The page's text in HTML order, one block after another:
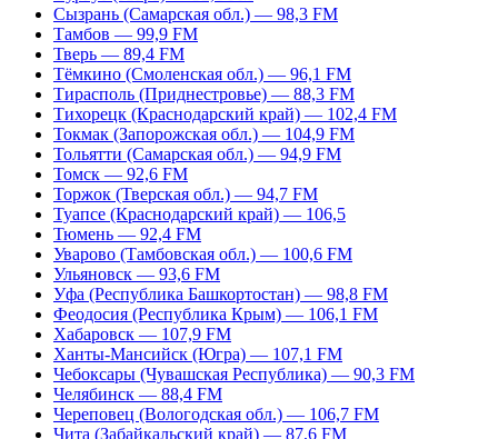
Сызрань (Самарская обл.) — 98,3 FM
Тамбов — 99,9 FM
Тверь — 89,4 FM
Тёмкино (Смоленская обл.) — 96,1 FM
Тирасполь (Приднестровье) — 88,3 FM
Тихорецк (Краснодарский край) — 102,4 FM
Токмак (Запорожская обл.) — 104,9 FM
Тольятти (Самарская обл.) — 94,9 FM
Томск — 92,6 FM
Торжок (Тверская обл.) — 94,7 FM
Туапсе (Краснодарский край) — 106,5
Тюмень — 92,4 FM
Уварово (Тамбовская обл.) — 100,6 FM
Ульяновск — 93,6 FM
Уфа (Республика Башкортостан) — 98,8 FM
Феодосия (Республика Крым) — 106,1 FM
Хабаровск — 107,9 FM
Ханты-Мансийск (Югра) — 107,1 FM
Чебоксары (Чувашская Республика) — 90,3 FM
Челябинск — 88,4 FM
Череповец (Вологодская обл.) — 106,7 FM
Чита (Забайкальский край) — 87,6 FM